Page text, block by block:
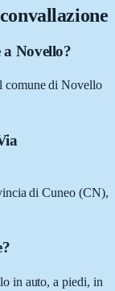
Novello?
comune di Novello
di Cuneo (CN),
in auto, a piedi, in